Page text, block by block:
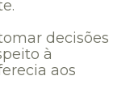
decisões
à
aos